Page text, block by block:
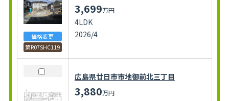
価格変更
第R07SHC119
3,699万円
4LDK
2026/4
広島県廿日市市地御前北三丁目
3,880万円